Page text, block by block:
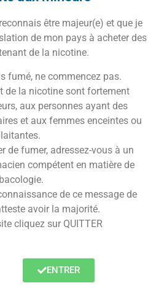
de cannabis. Elles sont
d’extraction à froid ou
pureté des cannabinoïdes et
résines sont spécialement
à d’autres cannabinoïdes
des Résines de
possèdent de nombreux
en HHC: Elles offrent un
10-OH HHC , garantissant
résines apportent des effets
fleurs, ce qui les rend
recherchent un
être majeur(e) et que je
de mon pays à acheter des
de la nicotine.
fumé, ne commencez pas.
de la nicotine sont fortement
aux personnes ayant des
et aux femmes enceintes ou
de fumer, adressez-vous à un
compétent en matière de
de ce message de
avoir la majorité.
cliquez sur QUITTER
ENTRER